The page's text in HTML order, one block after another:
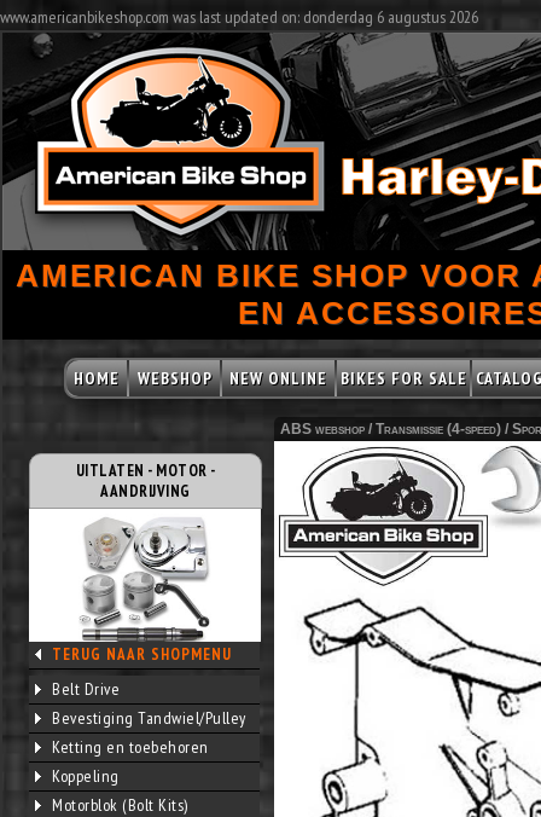
www.americanbikeshop.com was last updated on: donderdag 6 augustus 2026
AMERICAN BIKE SHOP VOOR
EN
HOME WEBSHOP NEW ONLINE BIKES FOR SALE
UITLATEN - MOTOR -
AANDRIJVING
TERUG NAAR SHOPMENU
Belt Drive
Bevestiging Tandwiel/Pulley
Ketting en toebehoren
Koppeling
Motorblok (Bolt Kits)
ABS webshop / Transmissie (4-speed) /